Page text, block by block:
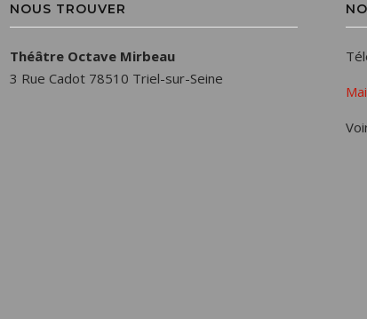
NOUS TROUVER
Théâtre Octave Mirbeau
3 Rue Cadot 78510 Triel-sur-Seine